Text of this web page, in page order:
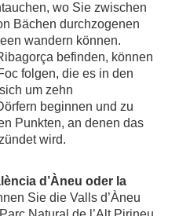
wo Sie zwischen
Bächen durchzogenen
wandern können.
befinden, können
folgen, die es in den
um zehn
beginnen und zu
Punkten, an denen das
wird.
d’Àneu oder la
Sie die Valls d’Àneu